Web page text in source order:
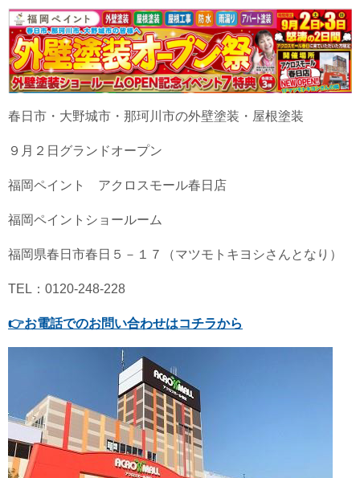
春日市・大野城市・那珂川市の外壁塗装・屋根塗装
９月２日グランドオープン
福岡ペイント アクロスモール春日店
福岡ペイントショールーム
福岡県春日市春日５－１７（マツモトキヨシさんとなり）
TEL：0120-248-228
👉お電話でのお問い合わせはコチラから